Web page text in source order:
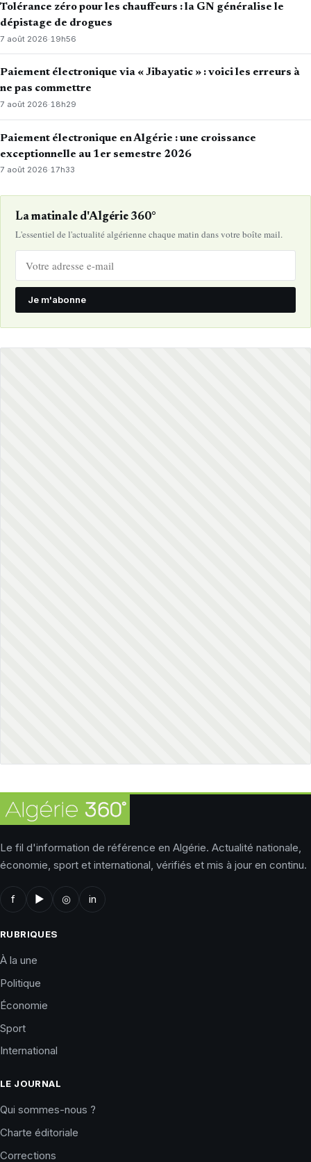
Tolérance zéro pour les chauffeurs : la GN généralise le
dépistage de drogues
7 août 2026· 19h56
Paiement électronique via « Jibayatic » : voici les erreurs à
ne pas commettre
7 août 2026·18h29
Paiement électronique en Algérie : une croissance
exceptionnelle au 1er semestre 2026
7 août 2026·17h33
La matinale d'Algérie 360°
L'essentiel de l'actualité algérienne chaque matin dans votre boîte mail.
Je m'abonne
Le fil d'information de référence en Algérie. Actualité nationale,
économie, sport et international, vérifiés et mis à jour en continu.
f ▶ ◎ in
RUBRIQUES
À la une
Politique
Économie
Sport
International
LE JOURNAL
Qui sommes-nous ?
Charte éditoriale
Corrections